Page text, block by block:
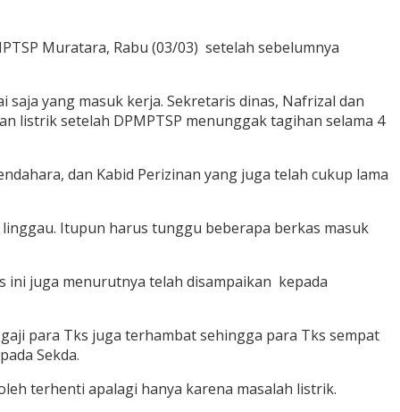
Muratara, Rabu (03/03) setelah sebelumnya
yang masuk kerja. Sekretaris dinas, Nafrizal dan
listrik setelah DPMPTSP menunggak tagihan selama 4
dan Kabid Perizinan yang juga telah cukup lama
Itupun harus tunggu beberapa berkas masuk
ini juga menurutnya telah disampaikan kepada
para Tks juga terhambat sehingga para Tks sempat
Sekda.
terhenti apalagi hanya karena masalah listrik.